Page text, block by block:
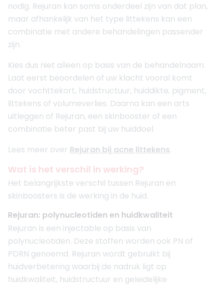
nodig. Rejuran kan soms onderdeel zijn van dat plan,
maar afhankelijk van het type littekens kan een
combinatie met andere behandelingen passender
zijn.
Kies dus niet alleen op basis van de behandelnaam.
Laat eerst beoordelen of uw klacht vooral komt
door vochttekort, huidstructuur, huiddikte, pigment,
littekens of volumeverlies. Daarna kan een arts
uitleggen of Rejuran, een skinbooster of een
combinatie beter past bij uw huiddoel.
Lees meer over Rejuran bij acne littekens.
Wat is het verschil in werking?
Het belangrijkste verschil tussen Rejuran en
skinboosters is de werking in de huid.
Rejuran: polynucleotiden en huidkwaliteit
Rejuran is een injectable op basis van
polynucleotiden. Deze stoffen worden ook PN of
PDRN genoemd. Rejuran wordt gebruikt bij
huidverbetering waarbij de nadruk ligt op
huidkwaliteit, huidstructuur en geleidelijke